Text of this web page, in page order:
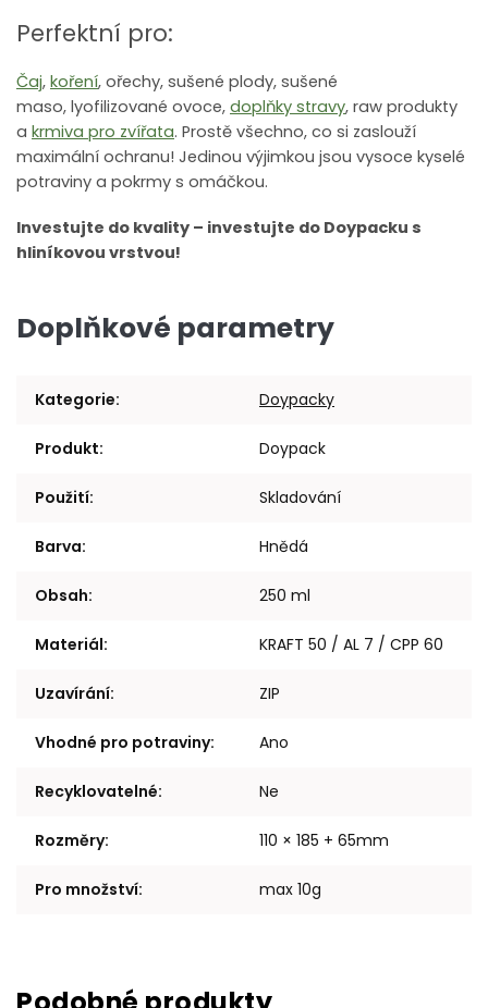
Perfektní pro:
Čaj, koření, ořechy, sušené plody, sušené
maso, lyofilizované ovoce, doplňky stravy, raw produkty
a krmiva pro zvířata. Prostě všechno, co si zaslouží
maximální ochranu! Jedinou výjimkou jsou vysoce kyselé
potraviny a pokrmy s omáčkou.
Investujte do kvality – investujte do Doypacku s
hliníkovou vrstvou!
Doplňkové parametry
Kategorie: Doypacky
Produkt: Doypack
Použití: Skladování
Barva: Hnědá
Obsah: 250 ml
Materiál: KRAFT 50 / AL 7 / CPP 60
Uzavírání: ZIP
Vhodné pro potraviny: Ano
Recyklovatelné: Ne
Rozměry: 110 × 185 + 65mm
Pro množství: max 10g